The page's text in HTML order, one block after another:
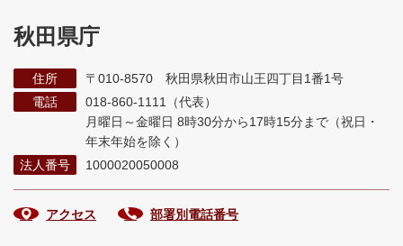
秋田県庁
住所
〒010-8570 秋田県秋田市山王四丁目1番1号
電話
018-860-1111（代表）
月曜日～金曜日 8時30分から17時15分まで （祝日・
年末年始を除く）
法人番号
1000020050008
アクセス 部署別電話番号